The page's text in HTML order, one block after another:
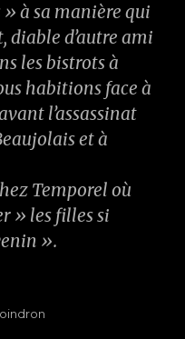
à sa manière qui
diable d’autre ami
les bistrots à
habitions face à
l’assassinat
et à
Temporel où
» les filles si
».